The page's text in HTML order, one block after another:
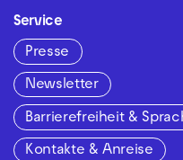
Service
Presse
Newsletter
Barrierefreiheit &
Kontakte & Anreise